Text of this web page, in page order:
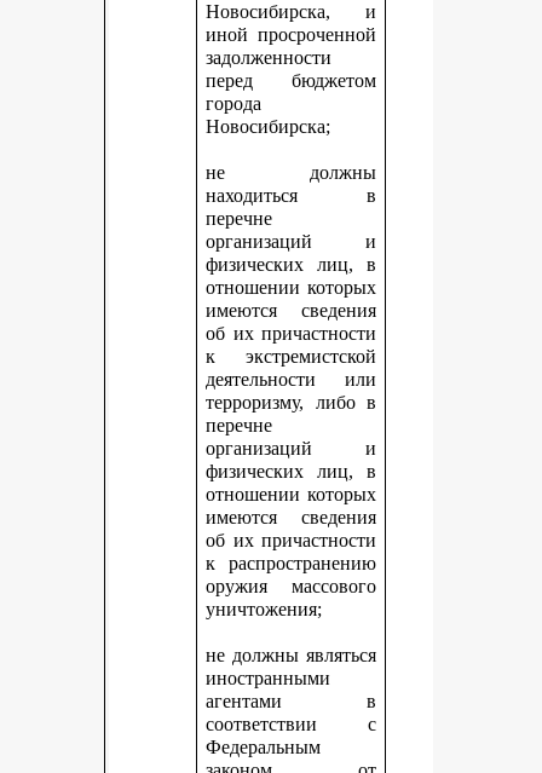
Новосибирска, и
иной просроченной
задолженности
перед бюджетом
города
Новосибирска;
не должны
находиться в
перечне
организаций и
физических лиц, в
отношении которых
имеются сведения
об их причастности
к экстремистской
деятельности или
терроризму, либо в
перечне
организаций и
физических лиц, в
отношении которых
имеются сведения
об их причастности
к распространению
оружия массового
уничтожения;
не должны являться
иностранными
агентами в
соответствии с
Федеральным